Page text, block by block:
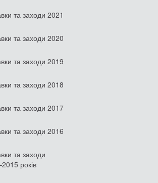
та заходи 2021
та заходи 2020
та заходи 2019
та заходи 2018
та заходи 2017
та заходи 2016
та заходи
років